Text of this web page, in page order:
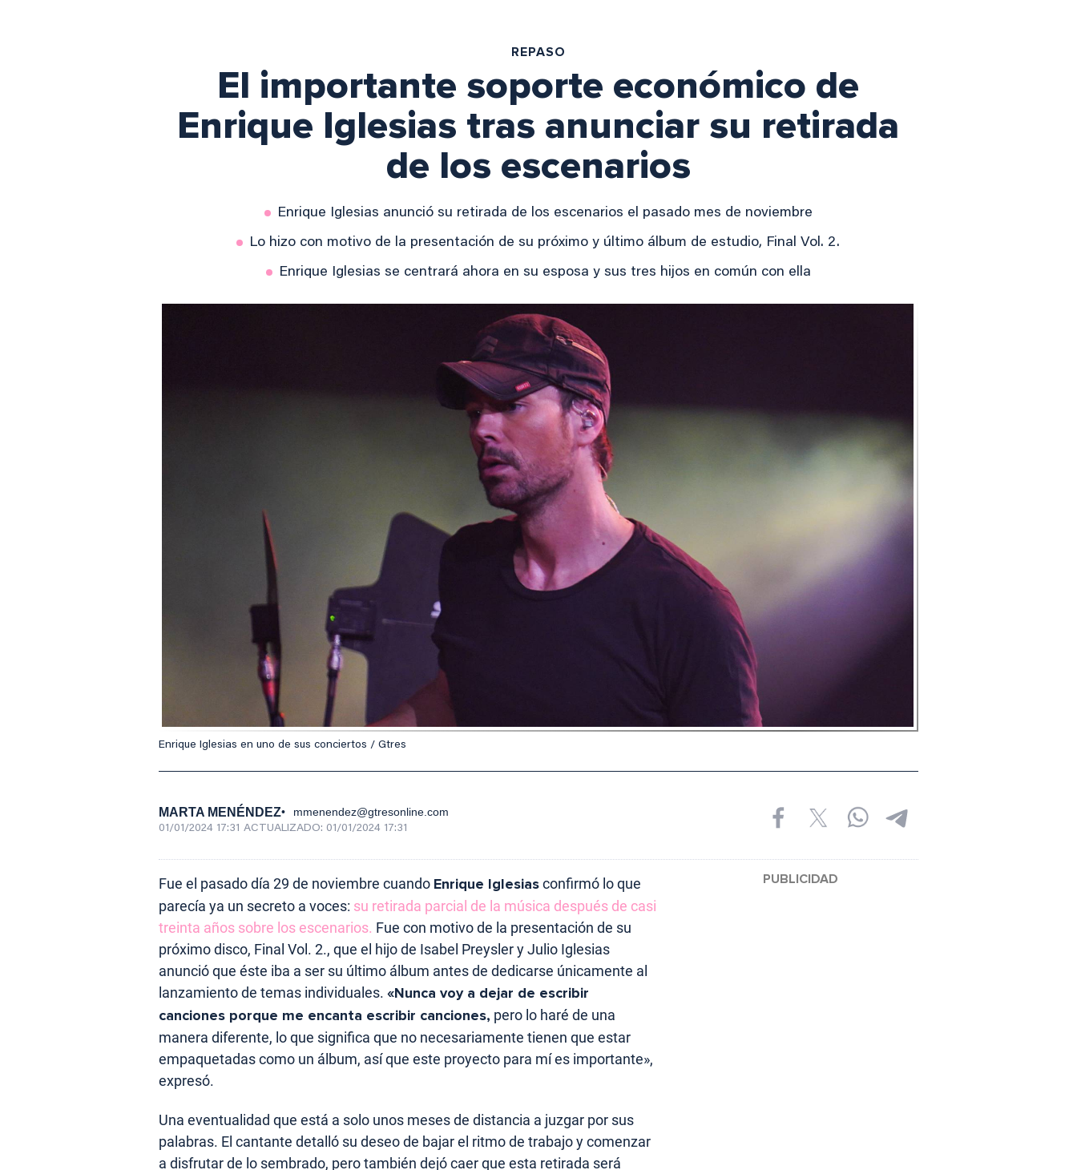
REPASO
El importante soporte económico de
Enrique Iglesias tras anunciar su retirada
de los escenarios
Enrique Iglesias anunció su retirada de los escenarios el pasado mes de noviembre
Lo hizo con motivo de la presentación de su próximo y último álbum de estudio, Final Vol. 2.
Enrique Iglesias se centrará ahora en su esposa y sus tres hijos en común con ella
Enrique Iglesias en uno de sus conciertos / Gtres
MARTA MENÉNDEZ mmenendez@gtresonline.com
01/01/2024 17:31 ACTUALIZADO: 01/01/2024 17:31
Fue el pasado día 29 de noviembre cuando Enrique Iglesiasconfirmó lo que
parecía ya un secreto a voces: su retirada parcial de la música después de casi
treinta años sobre los escenarios. Fue con motivo de la presentación de su
próximo disco, Final Vol. 2., que el hijo de Isabel Preysler y Julio Iglesias
anunció que éste iba a ser su último álbum antes de dedicarse únicamente al
lanzamiento de temas individuales. «Nunca voy a dejar de escribir
canciones porque me encanta escribir canciones, pero lo haré de una
manera diferente, lo que significa que no necesariamente tienen que estar
empaquetadas como un álbum, así que este proyecto para mí es importante»,
expresó.
Una eventualidad que está a solo unos meses de distancia a juzgar por sus
palabras. El cantante detalló su deseo de bajar el ritmo de trabajo y comenzar
a disfrutar de lo sembrado, pero también dejó caer que esta retirada será